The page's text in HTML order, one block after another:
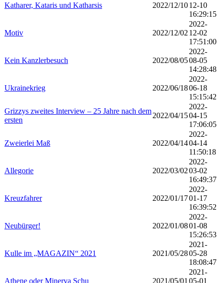
Katharer, Kataris und Katharsis 2022/12/1012-10
16:29:15
Motiv 2022/12/02
2022-
12-02
17:51:00
Kein Kanzlerbesuch 2022/08/05
2022-
08-05
14:28:48
Ukrainekrieg 2022/06/18
2022-
06-18
15:15:42
Grizzys zweites Interview – 25 Jahre nach dem
ersten
2022/04/15
2022-
04-15
17:06:05
Zweierlei Maß 2022/04/14
2022-
04-14
11:50:18
Allegorie 2022/03/02
2022-
03-02
16:49:37
Kreuzfahrer 2022/01/17
2022-
01-17
16:39:52
Neubürger! 2022/01/08
2022-
01-08
15:26:53
Kulle im „MAGAZIN“ 2021 2021/05/28
2021-
05-28
18:08:47
Athene oder Minerva Schu 2021/05/01
2021-
05-01